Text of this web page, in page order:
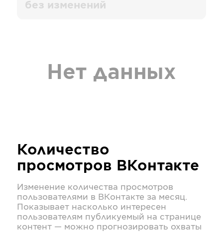
без изменений
Нет данных
Количество
просмотров ВКонтакте
Изменение количества просмотров
пользователями в ВКонтакте за месяц.
Показывает насколько интересен
пользователям публикуемый на странице
контент — можно прогнозировать охваты